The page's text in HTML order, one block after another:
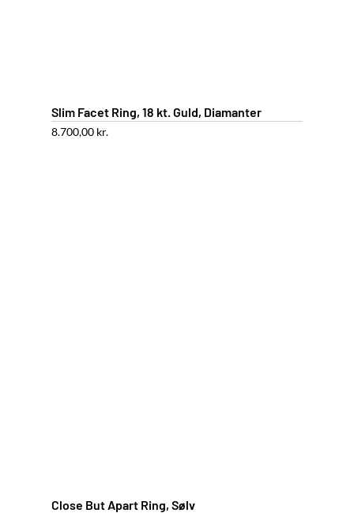
Slim Facet Ring, 18 kt. Guld, Diamanter
8.700,00 kr.
Close But Apart Ring, Sølv